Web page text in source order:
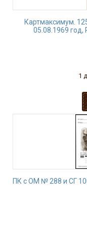
Картмаксимум.
05.08.1969 год,
1
ПК с ОМ № 288 и СГ